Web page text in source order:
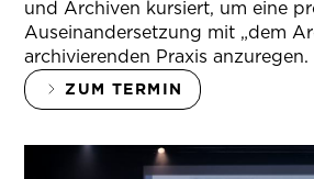
und Archiven kursiert, um eine
Auseinandersetzung mit „dem
archivierenden Praxis anzuregen.
ZUM TERMIN